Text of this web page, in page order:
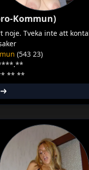
Kommun)
noje. Tveka inte att
(543 23)
** **